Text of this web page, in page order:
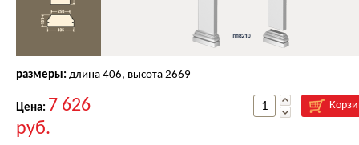
размеры: длина 406, высота 2669
Цена: 7 626
руб.